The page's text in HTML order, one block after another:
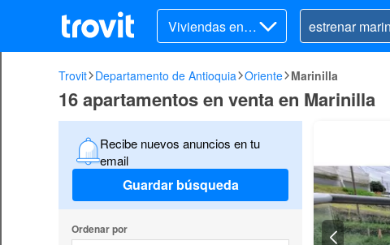
Viviendas en v
enta
Trovit Departamento de Antioquia Oriente Marinilla
16 apartamentos en venta en Marinilla
Recibe nuevos anuncios en tu
email
Guardar búsqueda
Ordenar por